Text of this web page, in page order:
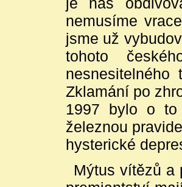
nemusíme
jsme už
tohoto
Zklamání po
1997 bylo o
železnou
hysterické
Mýtus vítězů a